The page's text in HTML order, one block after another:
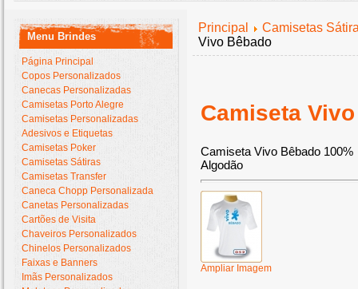
Menu Brindes
Página Principal
Copos Personalizados
Canecas Personalizadas
Camisetas Porto Alegre
Camisetas Personalizadas
Adesivos e Etiquetas
Camisetas Poker
Camisetas Sátiras
Camisetas Transfer
Caneca Chopp Personalizada
Canetas Personalizadas
Cartões de Visita
Chaveiros Personalizados
Chinelos Personalizados
Faixas e Banners
Imãs Personalizados
Principal
Camisetas
Vivo Bêbado
Camiseta
Camiseta Vivo Bêbado 100%
Algodão
Ampliar Imagem